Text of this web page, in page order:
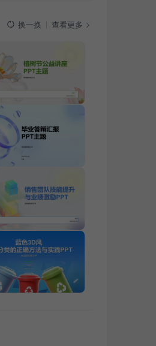
换一换 查看更多